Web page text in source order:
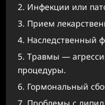
Инфекции или
Прием
Наследственный
Травмы —
процедуры.
Гормональный